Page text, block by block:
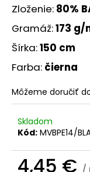
Zloženie: 80%
Gramáž:173 g/
Šírka:150 cm
Farba: čierna
Môžeme doručiť
Skladom
Kód: MVBPE14/
4,45 € /
O
d
o
ú
č
a
m
e